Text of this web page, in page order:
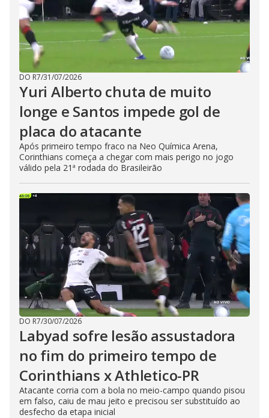
DO R7/31/07/2026
Yuri Alberto chuta de muito
longe e Santos impede gol de
placa do atacante
Após primeiro tempo fraco na Neo Química Arena,
Corinthians começa a chegar com mais perigo no jogo
válido pela 21ª rodada do Brasileirão
DO R7/30/07/2026
Labyad sofre lesão assustadora
no fim do primeiro tempo de
Corinthians x Athletico-PR
Atacante corria com a bola no meio-campo quando pisou
em falso, caiu de mau jeito e precisou ser substituído ao
desfecho da etapa inicial